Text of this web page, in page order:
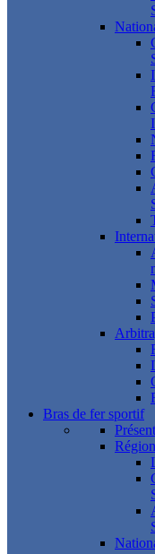
Bras de fer sportif